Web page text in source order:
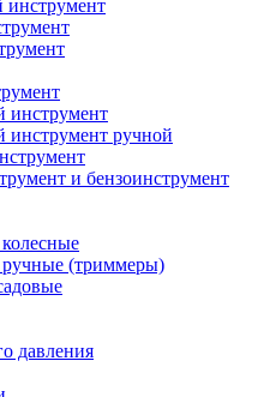
инструмент
инструмент
инструмент ручной
и бензоинструмент
ручные (триммеры)
давления